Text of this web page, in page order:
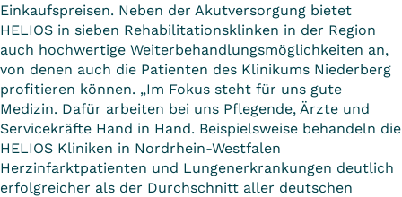
Einkaufspreisen. Neben der Akutversorgung bietet
HELIOS in sieben Rehabilitationsklinken in der Region
auch hochwertige Weiterbehandlungsmöglichkeiten an,
von denen auch die Patienten des Klinikums Niederberg
profitieren können. „Im Fokus steht für uns gute
Medizin. Dafür arbeiten bei uns Pflegende, Ärzte und
Servicekräfte Hand in Hand. Beispielsweise behandeln die
HELIOS Kliniken in Nordrhein-Westfalen
Herzinfarktpatienten und Lungenerkrankungen deutlich
erfolgreicher als der Durchschnitt aller deutschen